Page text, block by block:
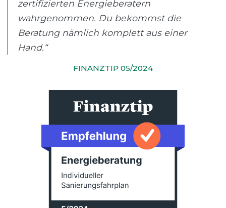
zertifizierten Energieberatern
wahrgenommen. Du bekommst die
Beratung nämlich komplett aus einer
Hand.“
FINANZTIP 05/2024